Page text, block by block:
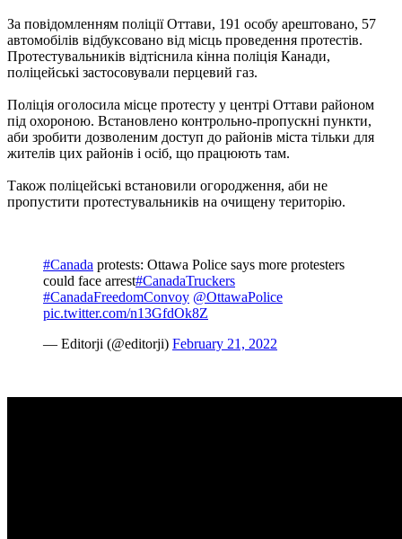
За повідомленням поліції Оттави, 191 особу арештовано, 57
автомобілів відбуксовано від місць проведення протестів.
Протестувальників відтіснила кінна поліція Канади,
поліцейські застосовували перцевий газ.
Поліція оголосила місце протесту у центрі Оттави районом
під охороною. Встановлено контрольно-пропускні пункти,
аби зробити дозволеним доступ до районів міста тільки для
жителів цих районів і осіб, що працюють там.
Також поліцейські встановили огородження, аби не
пропустити протестувальників на очищену територію.
#Canada protests: Ottawa Police says more protesters
could face arrest#CanadaTruckers
#CanadaFreedomConvoy @OttawaPolice
pic.twitter.com/n13GfdOk8Z
— Editorji (@editorji) February 21, 2022